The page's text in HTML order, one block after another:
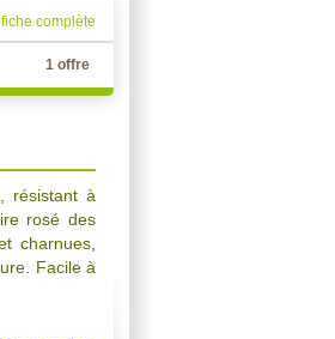
complète
1 offre
résistant à
rosé des
charnues,
Facile à